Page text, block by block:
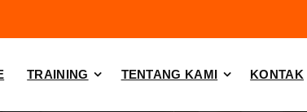
TRAINING TENTANG KAMI KONTAK